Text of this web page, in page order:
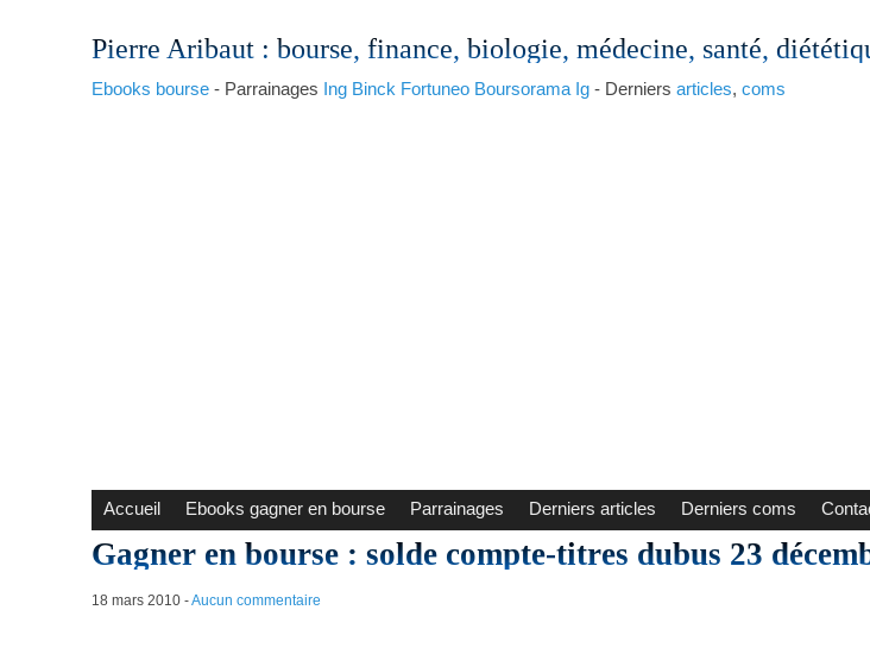
Pierre Aribaut: bourse, finance, biologie, médecine, santé,
Ebooks bourse- Parrainages Ing Binck Fortuneo Boursorama Ig- Derniers articles, coms
Accueil Ebooks gagner en bourse Parrainages Derniers articles Derniers coms
Gagner en bourse : solde compte-titres dubus 23
18 mars 2010-Aucun commentaire